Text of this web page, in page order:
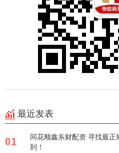
最近发表
01
同花顺鑫东财配资 寻找最
到！